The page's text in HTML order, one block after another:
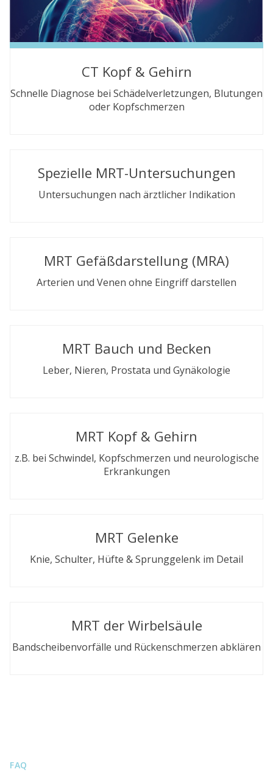
CT Kopf & Gehirn
Schnelle Diagnose bei Schädelverletzungen, Blutungen
oder Kopfschmerzen
Spezielle MRT-Untersuchungen
Untersuchungen nach ärztlicher Indikation
MRT Gefäßdarstellung (MRA)
Arterien und Venen ohne Eingriff darstellen
MRT Bauch und Becken
Leber, Nieren, Prostata und Gynäkologie
MRT Kopf & Gehirn
z.B. bei Schwindel, Kopfschmerzen und neurologische
Erkrankungen
MRT Gelenke
Knie, Schulter, Hüfte & Sprunggelenk im Detail
MRT der Wirbelsäule
Bandscheibenvorfälle und Rückenschmerzen abklären
FAQ